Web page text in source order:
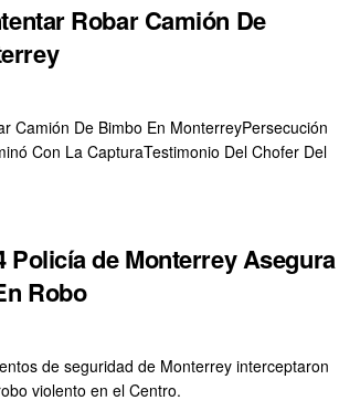
Robar Camión De
Camión De Bimbo En MonterreyPersecución
Con La CapturaTestimonio Del Chofer Del
Policía de Monterrey Asegura
Robo
de seguridad de Monterrey interceptaron
violento en el Centro.